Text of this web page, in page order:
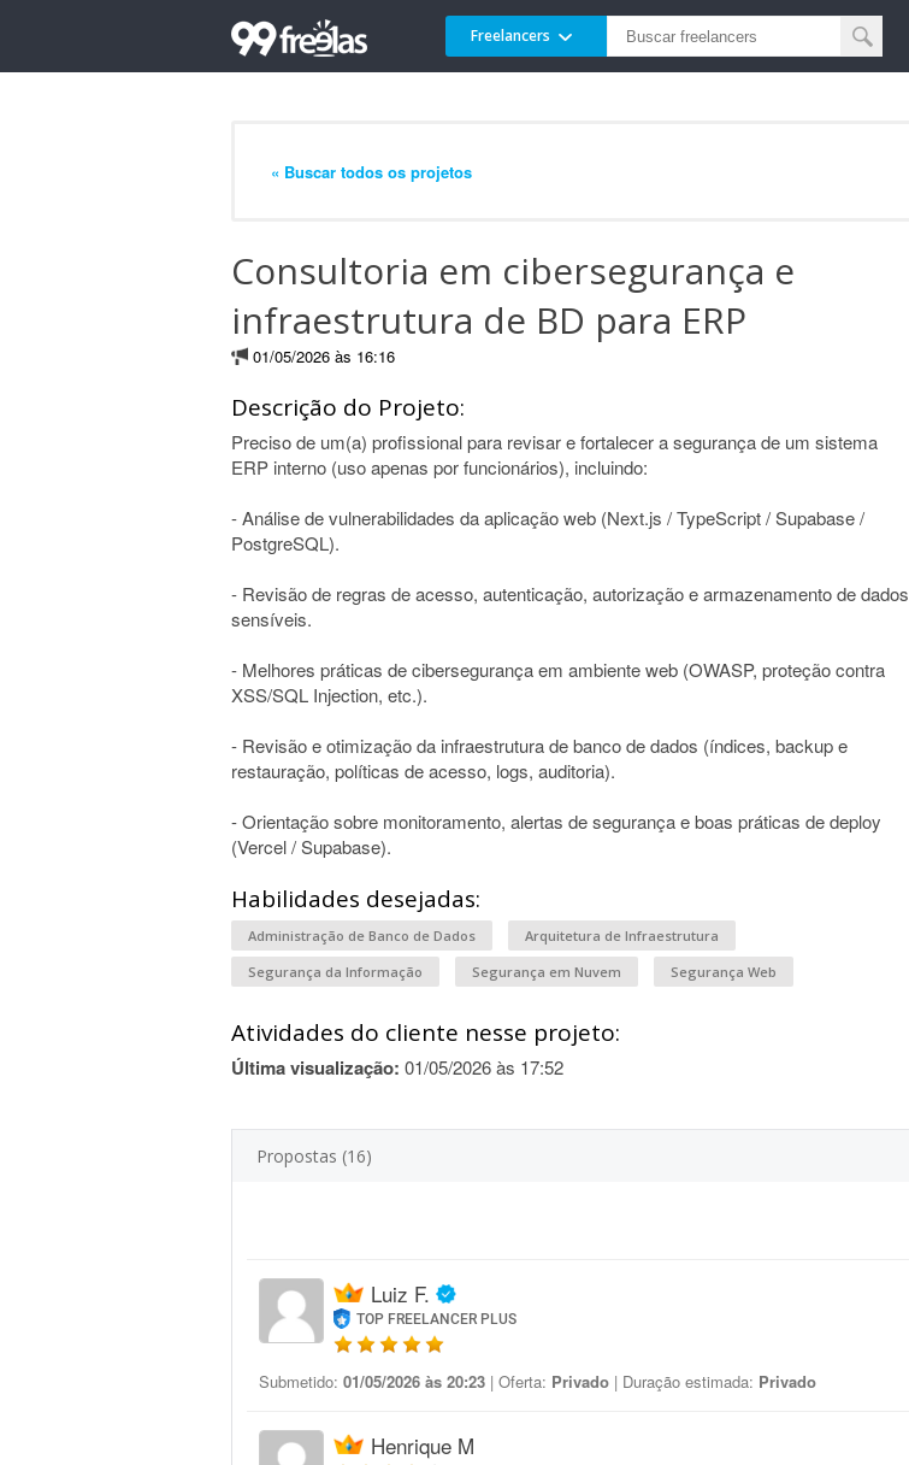
Freelancers
« Buscar todos os projetos
Consultoria em cibersegurança e
infraestrutura de BD para ERP
01/05/2026 às 16:16
Descrição do Projeto:
Preciso de um(a) profissional para revisar e fortalecer a segurança de um sistema
ERP interno (uso apenas por funcionários), incluindo:
- Análise de vulnerabilidades da aplicação web (Next.js / TypeScript / Supabase /
PostgreSQL).
- Revisão de regras de acesso, autenticação, autorização e armazenamento de dados
sensíveis.
- Melhores práticas de cibersegurança em ambiente web (OWASP, proteção contra
XSS/SQL Injection, etc.).
- Revisão e otimização da infraestrutura de banco de dados (índices, backup e
restauração, políticas de acesso, logs, auditoria).
- Orientação sobre monitoramento, alertas de segurança e boas práticas de deploy
(Vercel / Supabase).
Habilidades desejadas:
Administração de Banco de Dados
Arquitetura de Infraestrutura
Segurança da Informação
Segurança em Nuvem Segurança Web
Atividades do cliente nesse projeto:
Última visualização: 01/05/2026 às 17:52
Propostas (16)
Luiz F.
TOP FREELANCER PLUS
Submetido: 01/05/2026 às 20:23 | Oferta: Privado | Duração estimada: Privado
Henrique M